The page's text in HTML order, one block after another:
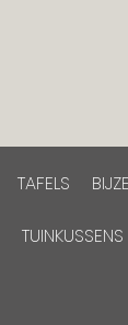
TAFELS
TUINKUSSENS